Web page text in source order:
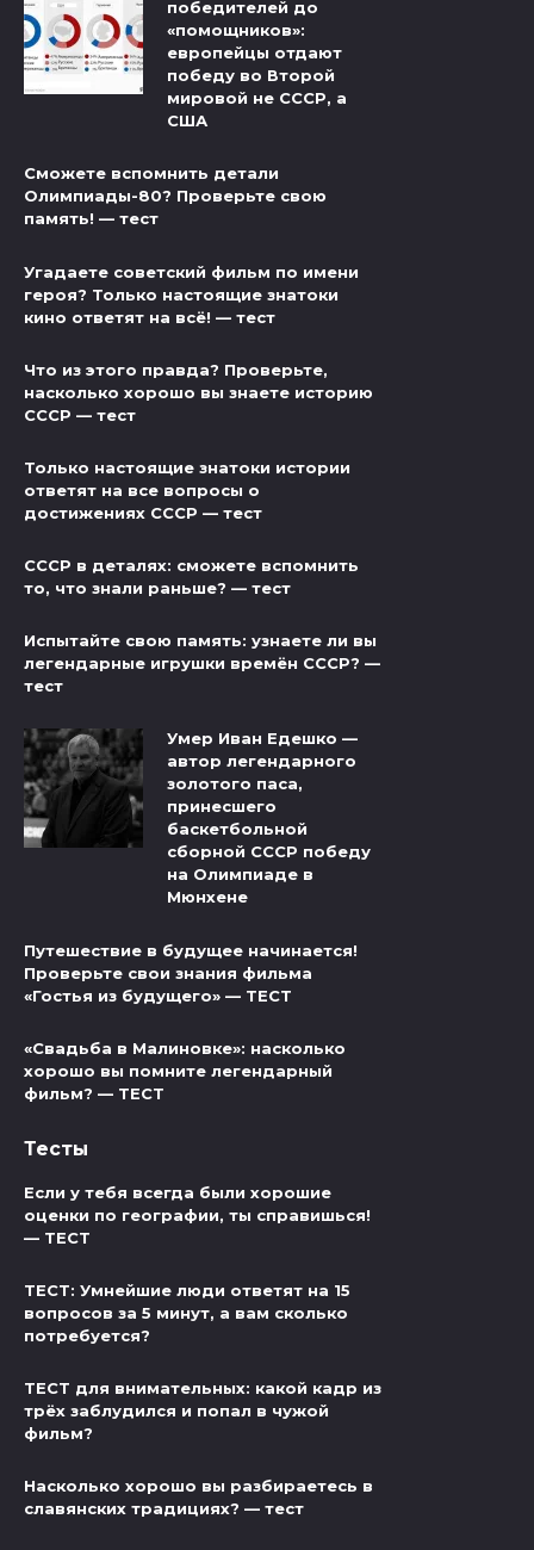
победителей до
«помощников»:
европейцы отдают
победу во Второй
мировой не СССР, а
США
Сможете вспомнить детали
Олимпиады-80? Проверьте свою
память! — тест
Угадаете советский фильм по имени
героя? Только настоящие знатоки
кино ответят на всё! — тест
Что из этого правда? Проверьте,
насколько хорошо вы знаете историю
СССР — тест
Только настоящие знатоки истории
ответят на все вопросы о
достижениях СССР — тест
СССР в деталях: сможете вспомнить
то, что знали раньше? — тест
Испытайте свою память: узнаете ли вы
легендарные игрушки времён СССР? —
тест
Умер Иван Едешко —
автор легендарного
золотого паса,
принесшего
баскетбольной
сборной СССР победу
на Олимпиаде в
Мюнхене
Путешествие в будущее начинается!
Проверьте свои знания фильма
«Гостья из будущего» — ТЕСТ
«Свадьба в Малиновке»: насколько
хорошо вы помните легендарный
фильм? — ТЕСТ
Тесты
Если у тебя всегда были хорошие
оценки по географии, ты справишься!
— ТЕСТ
ТЕСТ: Умнейшие люди ответят на 15
вопросов за 5 минут, а вам сколько
потребуется?
ТЕСТ для внимательных: какой кадр из
трёх заблудился и попал в чужой
фильм?
Насколько хорошо вы разбираетесь в
славянских традициях? — тест